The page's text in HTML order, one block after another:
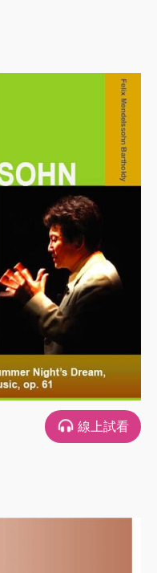
線上試看